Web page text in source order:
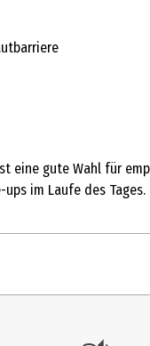
gute Wahl für
im Laufe des Tages.